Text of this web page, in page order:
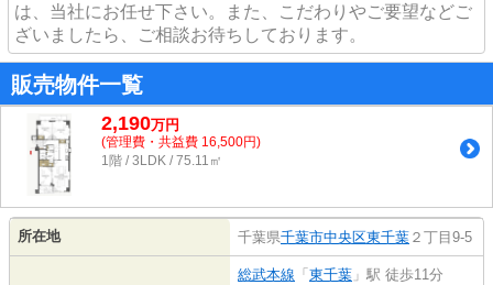
は、当社にお任せ下さい。また、こだわりやご要望などご
ざいましたら、ご相談お待ちしております。
販売物件一覧
2,190万円
(管理費・共益費 16,500円)
1階 / 3LDK / 75.11㎡
所在地 千葉県千葉市中央区東千葉 ２丁目9-5
総武本線 「 東千葉 」駅 徒歩11分